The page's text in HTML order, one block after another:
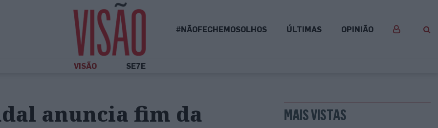
#NÃOFECHEMOSOLHOS ÚLTIMAS OPINIÃO
VISÃO SE7E
anuncia fim da MAIS VISTAS